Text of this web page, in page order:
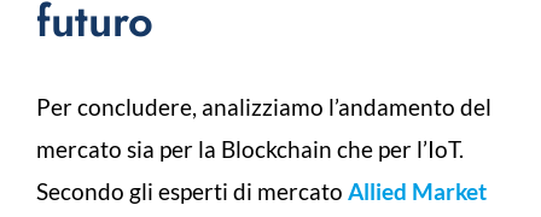
futuro
Per concludere, analizziamo l’andamento del
mercato sia per la Blockchain che per l’IoT.
Secondo gli esperti di mercato Allied Market